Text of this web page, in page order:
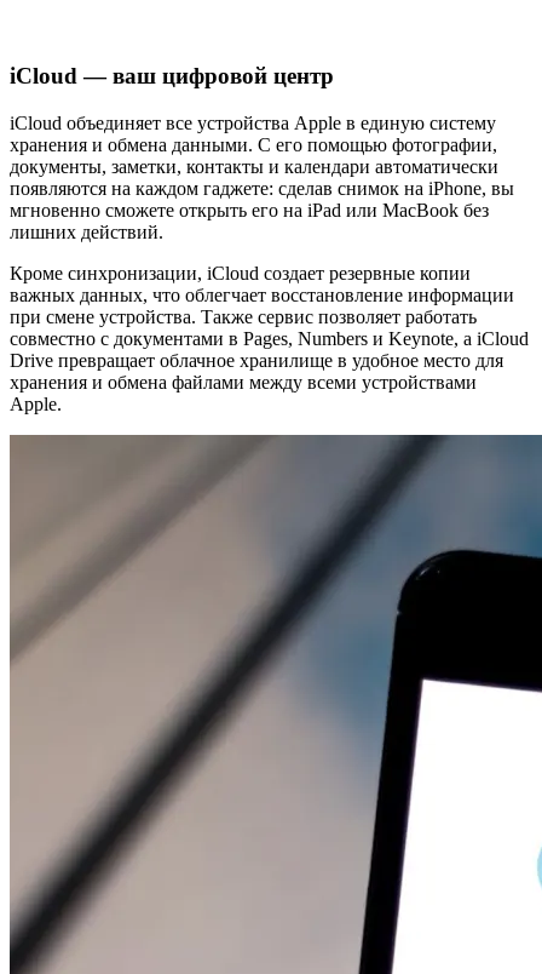
iCloud — ваш цифровой центр
iCloud объединяет все устройства Apple в единую систему
хранения и обмена данными. С его помощью фотографии,
документы, заметки, контакты и календари автоматически
появляются на каждом гаджете: сделав снимок на iPhone, вы
мгновенно сможете открыть его на iPad или MacBook без
лишних действий.
Кроме синхронизации, iCloud создает резервные копии
важных данных, что облегчает восстановление информации
при смене устройства. Также сервис позволяет работать
совместно с документами в Pages, Numbers и Keynote, а iCloud
Drive превращает облачное хранилище в удобное место для
хранения и обмена файлами между всеми устройствами
Apple.